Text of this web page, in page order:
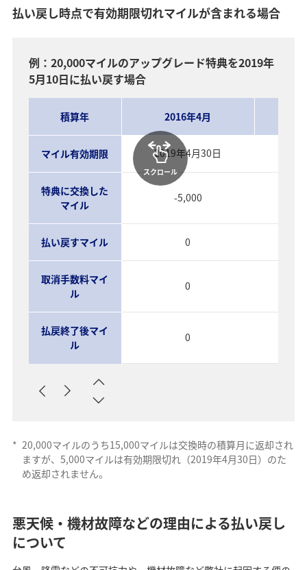
払い戻し時点で有効期限切れマイルが含まれる場合
例：20,000マイルのアップグレード特典を2019年
5月10日に払い戻す場合
積算年 2016年4月
マイル有効期限 2019年4月30日
特典に交換した
マイル
-5,000
払い戻すマイル 0
取消手数料マイ
ル
0
払戻終了後マイ
ル
0
スクロール
* 20,000マイルのうち15,000マイルは交換時の積算月に返却され
ますが、5,000マイルは有効期限切れ（2019年4月30日）のた
め返却されません。
悪天候・機材故障などの理由による払い戻し
について